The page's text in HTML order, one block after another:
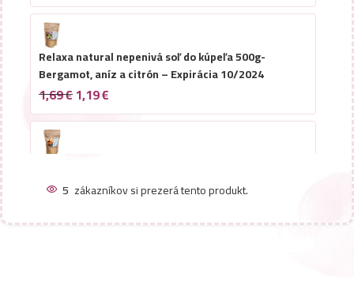
Relaxa natural nepenivá soľ do kúpeľa 500g-
Bergamot, aníz a citrón – Expirácia 10/2024
1,69€1,19€
Grapefruit a Mäta – Expirácia 10/2024
5 zákazníkov si prezerá tento produkt.